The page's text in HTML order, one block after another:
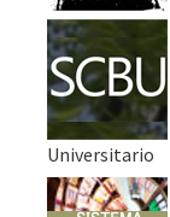
Universitario